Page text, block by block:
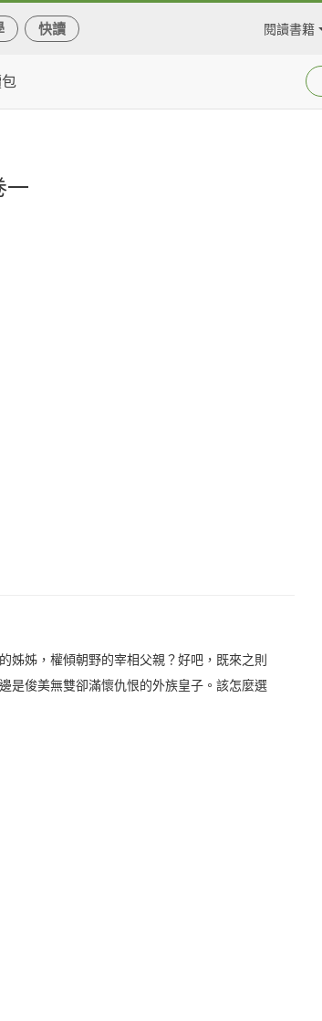
快讀 閱讀書籍
一
姊姊，權傾朝野的宰相父親？好吧，既來之則
是俊美無雙卻滿懷仇恨的外族皇子。該怎麼選